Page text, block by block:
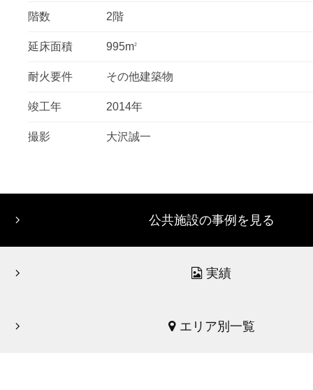
階数 2階
延床面積 995m2
耐火要件 その他建築物
竣工年 2014年
撮影 大沢誠一
公共施設の事例を見る
実績
エリア別一覧